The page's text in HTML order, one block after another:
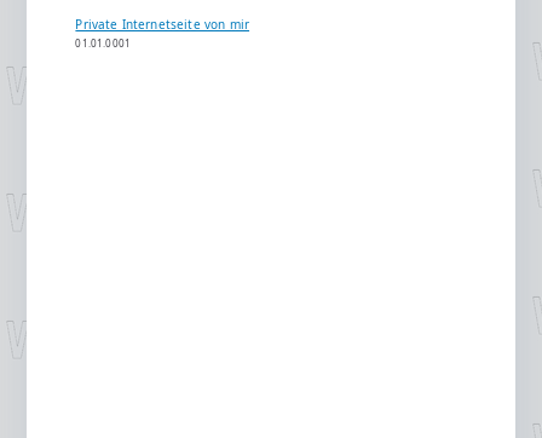
Private Internetseite von mir
01.01.0001